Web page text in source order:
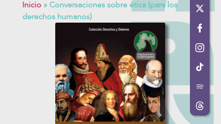
Inicio» Conversaciones sobre ética (para los
derechos humanos)